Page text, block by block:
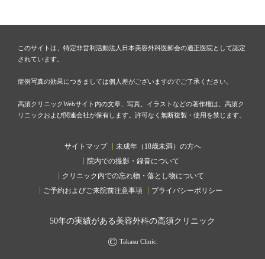
このサイトは、特定非営利活動法人日本美容外科医師会の適正医院として認定
されています。
症例写真の効果につきましては個人差がございますのでご了承ください。
高須クリニックWebサイト内の文章、写真、イラストなどの著作権は、高須ク
リニックおよび関連会社が保有します。許可なく無断複製・使用を禁じます。
サイトマップ
未成年（18歳未満）の方へ
院内での撮影・録音について
クリニック内での忘れ物・落とし物について
ご予約およびご来院前注意事項
プライバシーポリシー
50年の実績がある美容外科の高須クリニック
© Takasu Clinic.